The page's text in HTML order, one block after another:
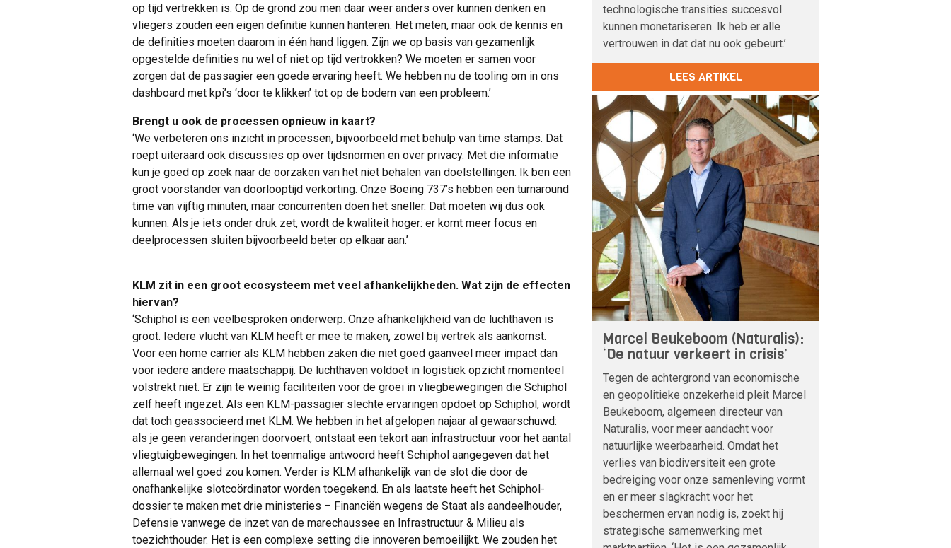
op tijd vertrekken is. Op de grond zou men daar weer anders over kunnen denken en
vliegers zouden een eigen definitie kunnen hanteren. Het meten, maar ook de kennis en
de definities moeten daarom in één hand liggen. Zijn we op basis van gezamenlijk
opgestelde definities nu wel of niet op tijd vertrokken? We moeten er samen voor
zorgen dat de passagier een goede ervaring heeft. We hebben nu de tooling om in ons
dashboard met kpi’s ‘door te klikken’ tot op de bodem van een probleem.’
Brengt u ook de processen opnieuw in kaart?
‘We verbeteren ons inzicht in processen, bijvoorbeeld met behulp van time stamps. Dat
roept uiteraard ook discussies op over tijdsnormen en over privacy. Met die informatie
kun je goed op zoek naar de oorzaken van het niet behalen van doelstellingen. Ik ben een
groot voorstander van doorlooptijd verkorting. Onze Boeing 737’s hebben een turnaround
time van vijftig minuten, maar concurrenten doen het sneller. Dat moeten wij dus ook
kunnen. Als je iets onder druk zet, wordt de kwaliteit hoger: er komt meer focus en
deelprocessen sluiten bijvoorbeeld beter op elkaar aan.’
KLM zit in een groot ecosysteem met veel afhankelijkheden. Wat zijn de effecten
hiervan?
‘Schiphol is een veelbesproken onderwerp. Onze afhankelijkheid van de luchthaven is
groot. Iedere vlucht van KLM heeft er mee te maken, zowel bij vertrek als aankomst.
Voor een home carrier als KLM hebben zaken die niet goed gaanveel meer impact dan
voor iedere andere maatschappij. De luchthaven voldoet in logistiek opzicht momenteel
volstrekt niet. Er zijn te weinig faciliteiten voor de groei in vliegbewegingen die Schiphol
zelf heeft ingezet. Als een KLM-passagier slechte ervaringen opdoet op Schiphol, wordt
dat toch geassocieerd met KLM. We hebben in het afgelopen najaar al gewaarschuwd:
als je geen veranderingen doorvoert, ontstaat een tekort aan infrastructuur voor het aantal
vliegtuigbewegingen. In het toenmalige antwoord heeft Schiphol aangegeven dat het
allemaal wel goed zou komen. Verder is KLM afhankelijk van de slot die door de
onafhankelijke slotcoördinator worden toegekend. En als laatste heeft het Schiphol-
dossier te maken met drie ministeries – Financiën wegens de Staat als aandeelhouder,
Defensie vanwege de inzet van de marechaussee en Infrastructuur & Milieu als
toezichthouder. Het is een complexe setting die innoveren bemoeilijkt. We zouden het
technologische transities succesvol
kunnen monetariseren. Ik heb er alle
vertrouwen in dat dat nu ook gebeurt.’
LEES ARTIKEL
Marcel Beukeboom (Naturalis):
‘De natuur verkeert in crisis’
Tegen de achtergrond van economische
en geopolitieke onzekerheid pleit Marcel
Beukeboom, algemeen directeur van
Naturalis, voor meer aandacht voor
natuurlijke weerbaarheid. Omdat het
verlies van biodiversiteit een grote
bedreiging voor onze samenleving vormt
en er meer slagkracht voor het
beschermen ervan nodig is, zoekt hij
strategische samenwerking met